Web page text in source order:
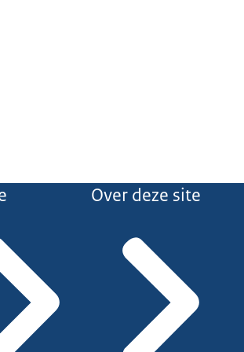
Over deze site